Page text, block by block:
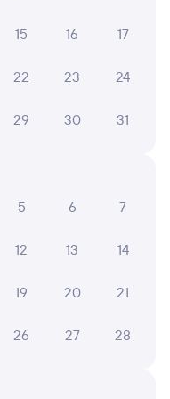
Shelterz
о поездах
и не удаляем
15 16 17
22 23 24
29 30 31
5 6 7
12 13 14
19 20 21
26 27 28